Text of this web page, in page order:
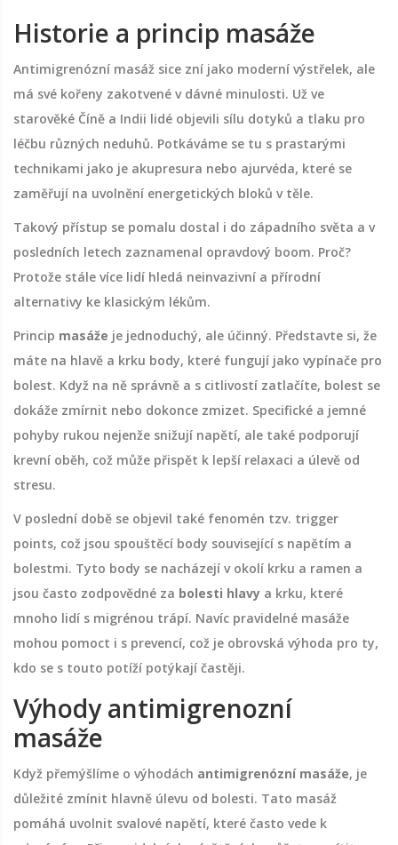
Historie a princip masáže
Antimigrenózní masáž sice zní jako moderní výstřelek, ale
má své kořeny zakotvené v dávné minulosti. Už ve
starověké Číně a Indii lidé objevili sílu dotyků a tlaku pro
léčbu různých neduhů. Potkáváme se tu s prastarými
technikami jako je akupresura nebo ajurvéda, které se
zaměřují na uvolnění energetických bloků v těle.
Takový přístup se pomalu dostal i do západního světa a v
posledních letech zaznamenal opravdový boom. Proč?
Protože stále více lidí hledá neinvazivní a přírodní
alternativy ke klasickým lékům.
Princip masáže je jednoduchý, ale účinný. Představte si, že
máte na hlavě a krku body, které fungují jako vypínače pro
bolest. Když na ně správně a s citlivostí zatlačíte, bolest se
dokáže zmírnit nebo dokonce zmizet. Specifické a jemné
pohyby rukou nejenže snižují napětí, ale také podporují
krevní oběh, což může přispět k lepší relaxaci a úlevě od
stresu.
V poslední době se objevil také fenomén tzv. trigger
points, což jsou spouštěcí body související s napětím a
bolestmi. Tyto body se nacházejí v okolí krku a ramen a
jsou často zodpovědné za bolesti hlavy a krku, které
mnoho lidí s migrénou trápí. Navíc pravidelné masáže
mohou pomoct i s prevencí, což je obrovská výhoda pro ty,
kdo se s touto potíží potýkají častěji.
Výhody antimigrenozní
masáže
Když přemýšlíme o výhodách antimigrenózní masáže, je
důležité zmínit hlavně úlevu od bolesti. Tato masáž
pomáhá uvolnit svalové napětí, které často vede k